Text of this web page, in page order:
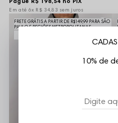
6x R$ 34,83 sem juros
FRETE GRÁTIS A PARTIR DE R$149,99 PARA SÃO
PAULO E REGIÕES METROPOLITANAS
10% de